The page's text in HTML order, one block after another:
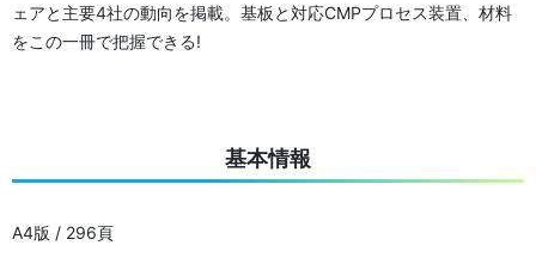
ェアと主要4社の動向を掲載。基板と対応CMPプロセス装置、材料
をこの一冊で把握できる!
基本情報
A4版 / 296頁